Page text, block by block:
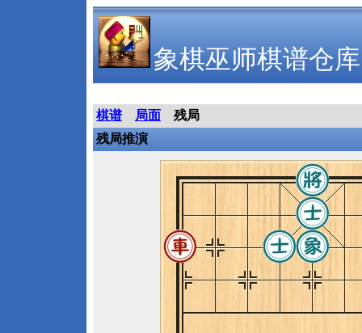
象棋巫师棋谱仓库
棋谱 局面
残局
残局推演